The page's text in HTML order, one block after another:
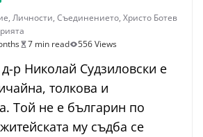
, Личности, Съединението, Христо Ботев
7 min read 556 Views
р Николай Судзиловски е
толкова и
Той не е българин по
му съдба се